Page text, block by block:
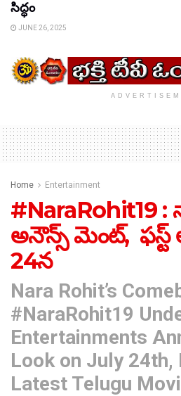
సిద్ధం
JUNE 26, 2025
Home Entertainment
#NaraRohit19
అనౌన్స్ మెంట్, ఫస్ట్
24న
Nara Rohit’s
#NaraRohit19
Entertainments
Look on July 24th,
Latest Telugu